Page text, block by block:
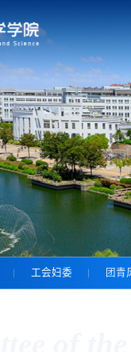
工会妇委 团青
of